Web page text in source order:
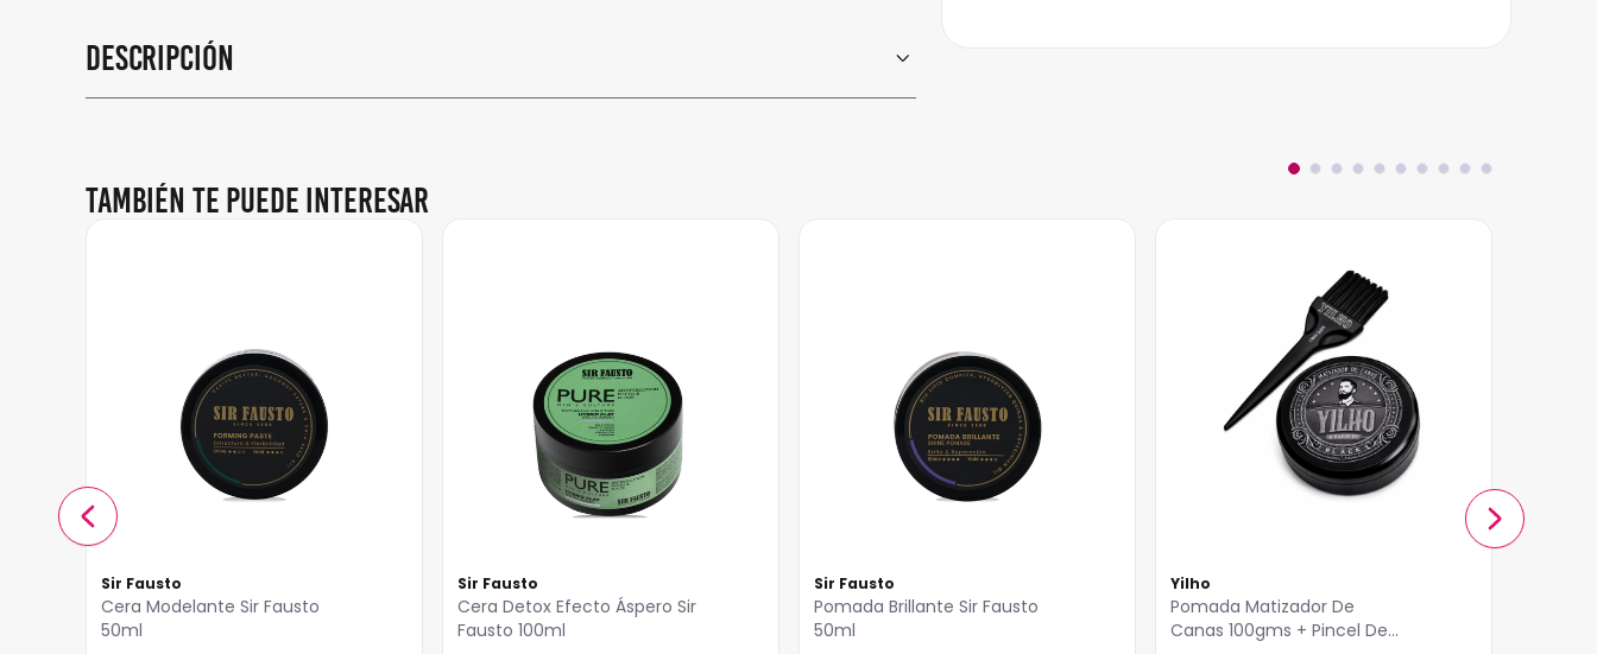
Descripción
También te puede interesar
Sir Fausto
Cera Modelante Sir Fausto
50ml
Sir Fausto
Cera Detox Efecto Áspero Sir
Fausto 100ml
Sir Fausto
Pomada Brillante Sir Fausto
50ml
Yilho
Pomada Matizador De
Canas 100gms + Pincel De